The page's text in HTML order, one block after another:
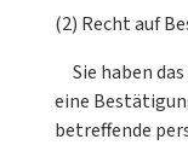
(2) Recht auf
Sie haben
eine
betreffende